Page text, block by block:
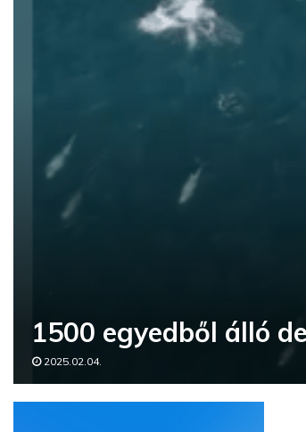
1500 egyedből álló
2025.02.04.